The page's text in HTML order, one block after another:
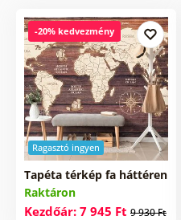
Ragasztó ingyen
-20% kedvezmény
Tapéta térkép fa háttéren
Raktáron
Kezdőár: 7 945 Ft 9 930 Ft